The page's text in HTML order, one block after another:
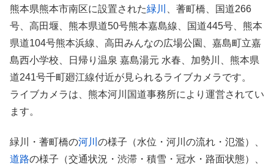
熊本県熊本市南区に設置された緑川
、蓍町橋、国道266
号、高田堰、熊本県道50号熊本嘉島線、国道445号、熊本
県道104号熊本浜線、高田みんなの広場公園、嘉島町立嘉
島西小学校、日帰り温泉 嘉島湯元 水春、加勢川、熊本県
道241号千町廻江線付近が見られるライブカメラです。
ライブカメラは、熊本河川国道事務所により運営されてい
ます。
緑川・蓍町橋の河川 の様子（水位・河川の流れ・氾濫）、
道路の様子（交通状況・渋滞・積雪・冠水・路面状態）、